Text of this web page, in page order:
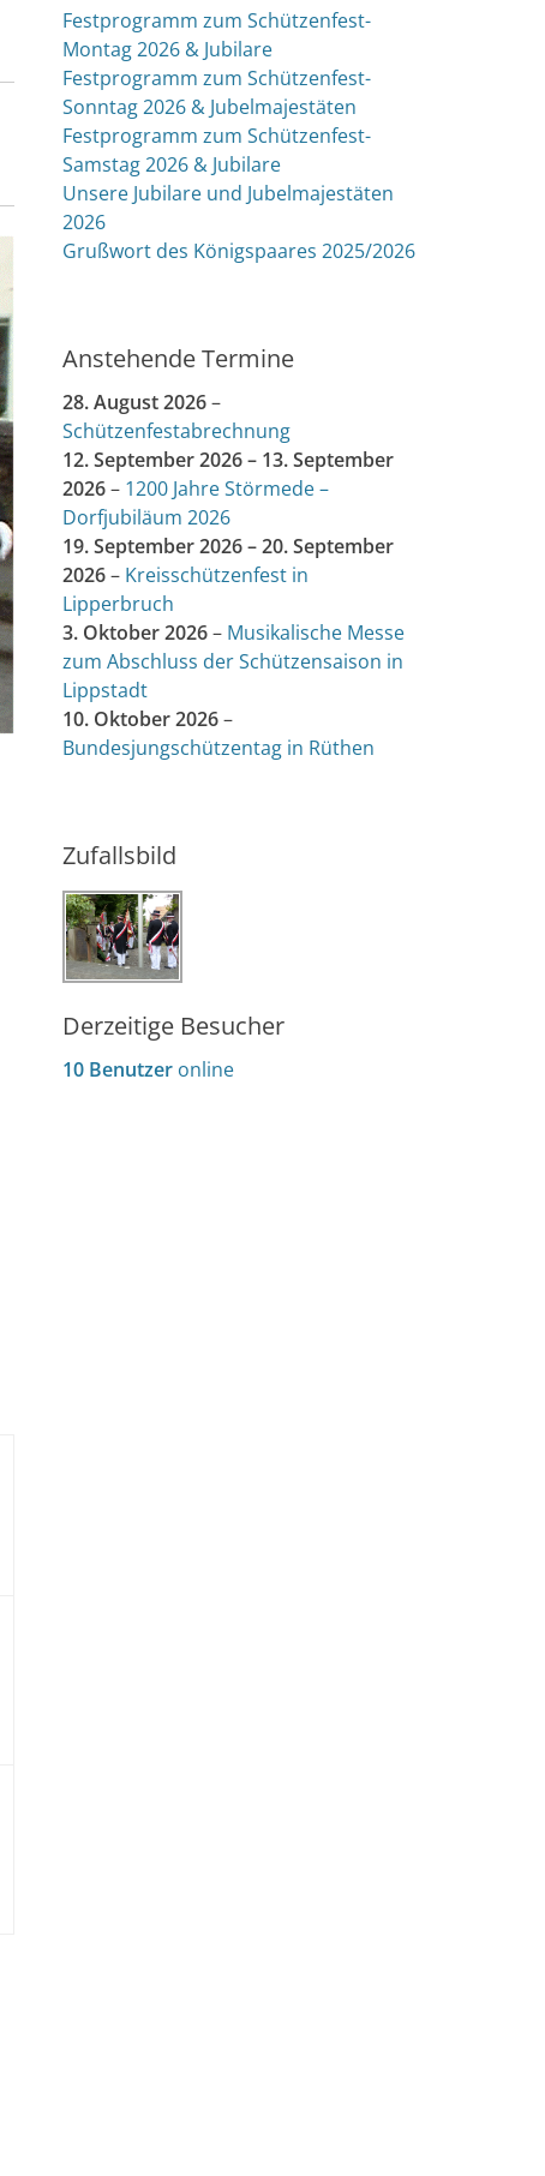
Festprogramm zum Schützenfest-
Montag 2026 & Jubilare
Festprogramm zum Schützenfest-
Sonntag 2026 & Jubelmajestäten
Festprogramm zum Schützenfest-
Samstag 2026 & Jubilare
Unsere Jubilare und Jubelmajestäten
2026
Grußwort des Königspaares 2025/2026
Anstehende Termine
28. August 2026–
Schützenfestabrechnung
12. September 2026– 13. September
2026– 1200 Jahre Störmede –
Dorfjubiläum 2026
19. September 2026–20. September
2026– Kreisschützenfest in
Lipperbruch
3. Oktober 2026– Musikalische Messe
zum Abschluss der Schützensaison in
Lippstadt
10. Oktober 2026–
Bundesjungschützentag in Rüthen
Zufallsbild
Derzeitige Besucher
10 Benutzer online